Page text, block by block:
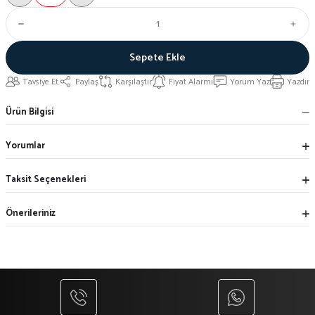
Sepete Ekle
Tavsiye Et Paylaş Karşılaştır Fiyat Alarmı Yorum Yaz Yazdır
Ürün Bilgisi
Yorumlar
Taksit Seçenekleri
Önerileriniz